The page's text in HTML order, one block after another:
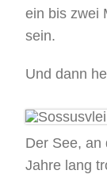
ein bis zwei
sein.
Und dann
Der See, an
Jahre lang